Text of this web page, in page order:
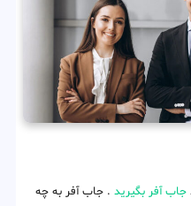
جاب آفر بگیرید . جاب آفر به چه